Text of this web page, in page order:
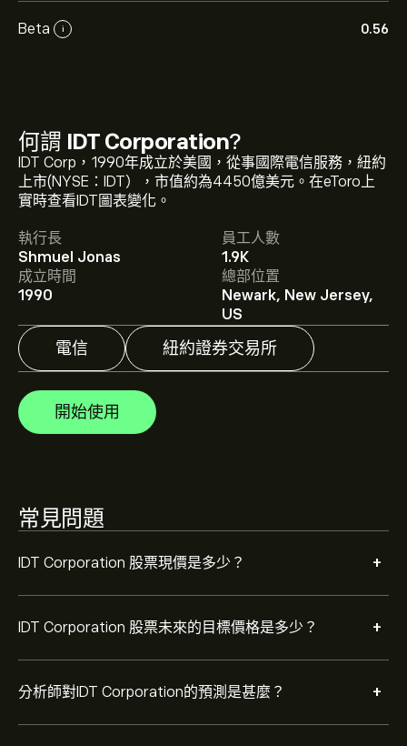
Beta i 0.56
何謂 IDT Corporation?
IDT Corp，1990年成立於美國，從事國際電信服務，紐約
上市(NYSE：IDT），市值約為4450億美元。在eToro上
實時查看IDT圖表變化。
執行長
Shmuel Jonas
員工人數
1.9K
成立時間
1990
總部位置
Newark, New Jersey,
US
電信 紐約證券交易所
開始使用
常見問題
IDT Corporation 股票現價是多少？ +
IDT 現價為‎$‎65.08。
IDT Corporation 股票未來的目標價格是多少？ +
IDT Corporation 的平均目標價為 ‎$‎65.08。
取得詳細的分析師預測及目標價格。
分析師對IDT Corporation的預測是甚麼？ +
分析師根據市場趨勢、財務報告和預期增長對IDT
Corporation的預測。查看最新預測以了解未來價格走
勢。
IDT Corporation 的市值是 ‎$‎1.62B 美元